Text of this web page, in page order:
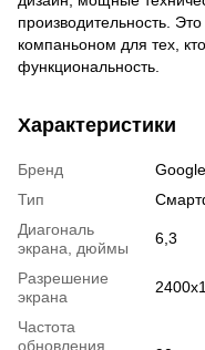
производительность.
компаньоном для тех,
функциональность.
Характеристики
Бренд
Google
Тип
Диагональ
экрана, дюймы
6,3
Разрешение
экрана
Частота
обновления